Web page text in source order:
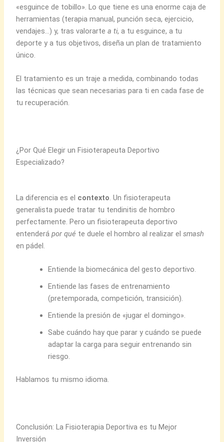
«esguince de tobillo». Lo que tiene es una enorme caja de
herramientas (terapia manual, punción seca, ejercicio,
vendajes…) y, tras valorartea ti, a tu esguince, a tu
deporte y a tus objetivos, diseña un plan de tratamiento
único.
El tratamiento es un traje a medida, combinando todas
las técnicas que sean necesarias para ti en cada fase de
tu recuperación.
¿Por Qué Elegir un Fisioterapeuta Deportivo
Especializado?
La diferencia es el contexto. Un fisioterapeuta
generalista puede tratar tu tendinitis de hombro
perfectamente. Pero un fisioterapeuta deportivo
entenderápor qué te duele el hombro al realizar elsmash
en pádel.
Entiende la biomecánica del gesto deportivo.
Entiende las fases de entrenamiento
(pretemporada, competición, transición).
Entiende la presión de «jugar el domingo».
Sabe cuándo hay que parar y cuándo se puede
adaptar la carga para seguir entrenando sin
riesgo.
Hablamos tu mismo idioma.
Conclusión: La Fisioterapia Deportiva es tu Mejor
Inversión